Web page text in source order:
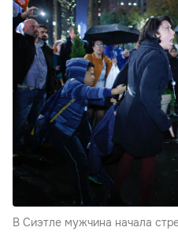
В Сиэтле мужчина начала